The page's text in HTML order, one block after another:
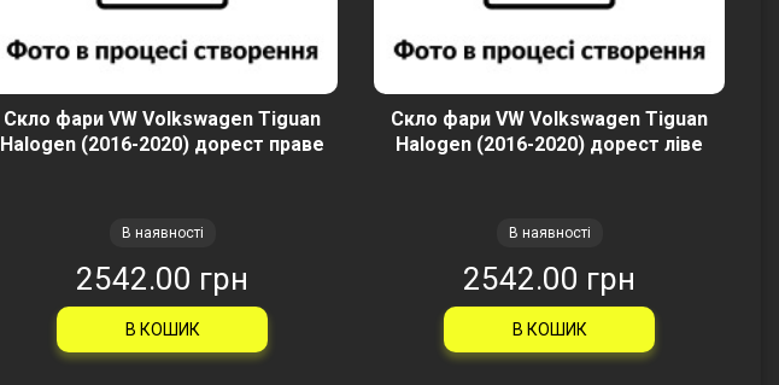
Скло фари VW Volkswagen Tiguan
Halogen (2016-2020) дорест праве
В наявності
2542.00 грн
В КОШИК
Скло фари VW Volkswagen Tiguan
Halogen (2016-2020) дорест ліве
В наявності
2542.00 грн
В КОШИК